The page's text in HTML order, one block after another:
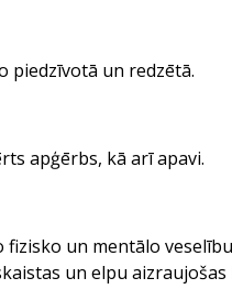
piedzīvotā un redzētā.
apģērbs, kā arī apavi.
un mentālo
un elpu aizraujošas